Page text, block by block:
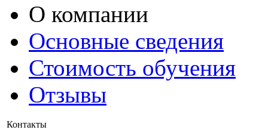
О компании
Основные сведения
Стоимость обучения
Отзывы
Контакты